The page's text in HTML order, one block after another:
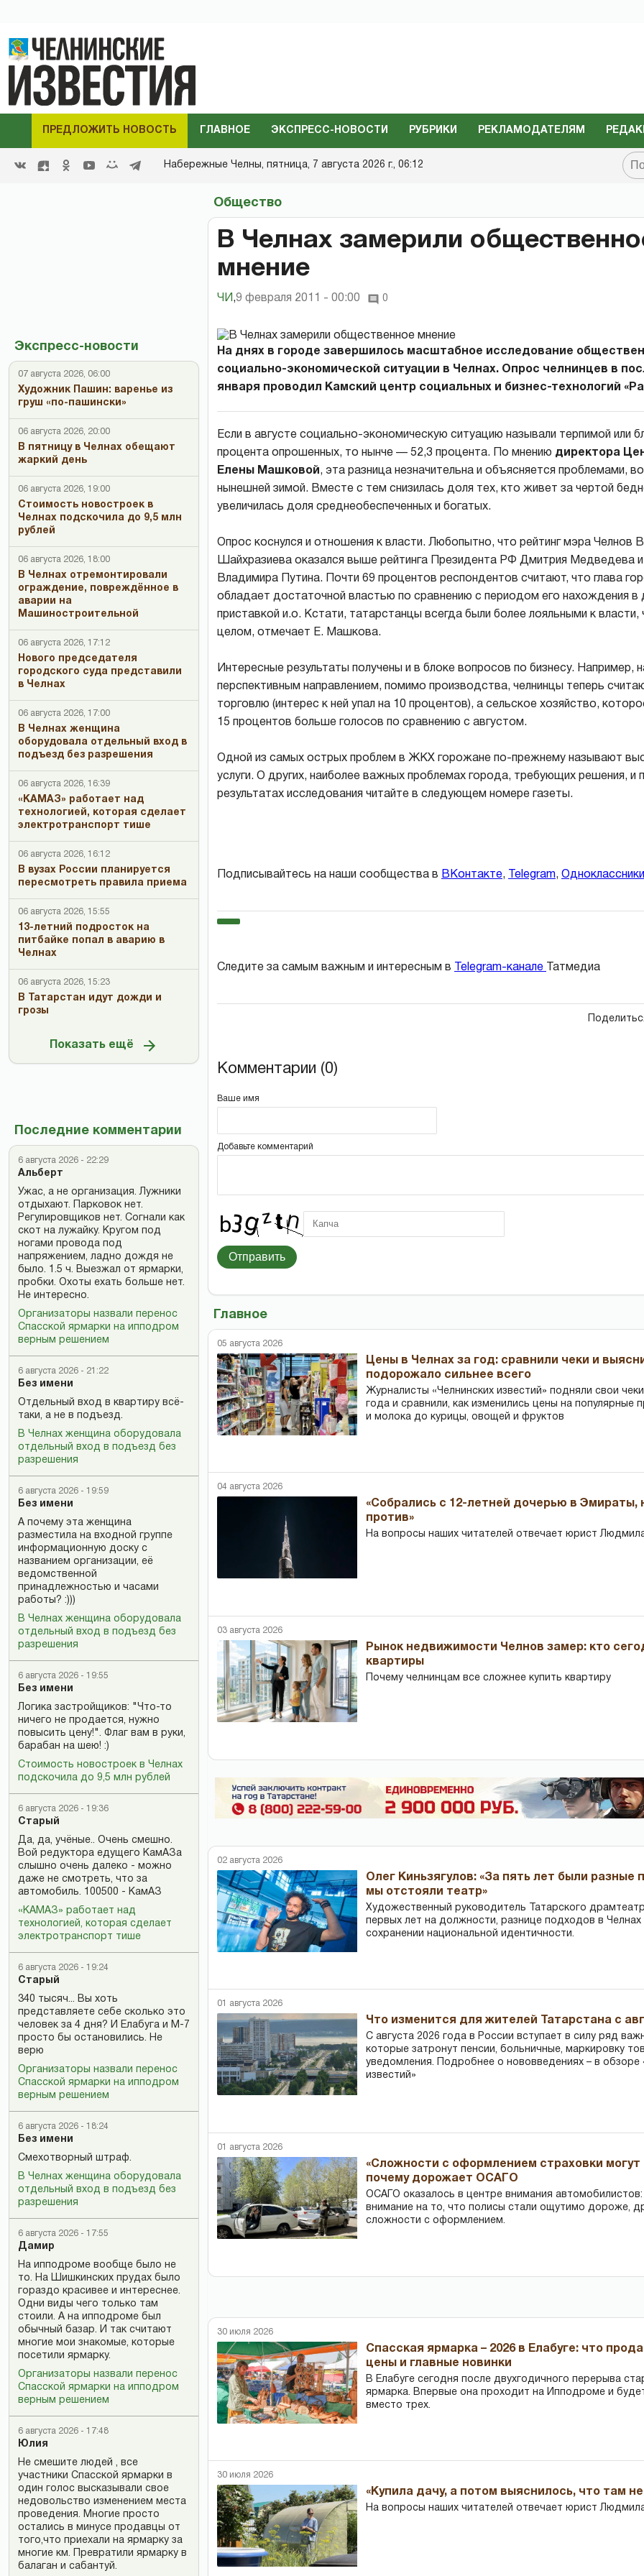
ПРЕДЛОЖИТЬ НОВОСТЬ ГЛАВНОЕ ЭКСПРЕСС-НОВОСТИ РУБРИКИ РЕКЛАМОДАТЕЛЯМ
Набережные Челны, пятница, 7 августа 2026 г., 06:12
Экспресс-новости
07 августа 2026, 06:00
Художник Пашин: варенье из
груш «по-пашински»
06 августа 2026, 20:00
В пятницу в Челнах обещают
жаркий день
06 августа 2026, 19:00
Стоимость новостроек в
Челнах подскочила до 9,5 млн
рублей
06 августа 2026, 18:00
В Челнах отремонтировали
ограждение, повреждённое в
аварии на
Машиностроительной
06 августа 2026, 17:12
Нового председателя
городского суда представили
в Челнах
06 августа 2026, 17:00
В Челнах женщина
оборудовала отдельный вход в
подъезд без разрешения
06 августа 2026, 16:39
«КАМАЗ» работает над
технологией, которая сделает
электротранспорт тише
06 августа 2026, 16:12
В вузах России планируется
пересмотреть правила приема
06 августа 2026, 15:55
13-летний подросток на
питбайке попал в аварию в
Челнах
06 августа 2026, 15:23
В Татарстан идут дожди и
грозы
Показать ещё
Последние комментарии
6 августа 2026 - 22:29
Альберт
Ужас, а не организация. Лужники
отдыхают. Парковок нет.
Регулировщиков нет. Согнали как
скот на лужайку. Кругом под
ногами провода под
напряжением, ладно дождя не
было. 1.5 ч. Выезжал от ярмарки,
пробки. Охоты ехать больше нет.
Не интересно.
Организаторы назвали перенос
Спасской ярмарки на ипподром
верным решением
6 августа 2026 - 21:22
Без имени
Отдельный вход в квартиру всё-
таки, а не в подъезд.
В Челнах женщина оборудовала
отдельный вход в подъезд без
разрешения
6 августа 2026 - 19:59
Без имени
А почему эта женщина
разместила на входной группе
информационную доску с
названием организации, её
ведомственной
принадлежностью и часами
работы? :)))
В Челнах женщина оборудовала
отдельный вход в подъезд без
разрешения
6 августа 2026 - 19:55
Без имени
Логика застройщиков: "Что-то
ничего не продается, нужно
повысить цену!". Флаг вам в руки,
барабан на шею! :)
Стоимость новостроек в Челнах
подскочила до 9,5 млн рублей
6 августа 2026 - 19:36
Старый
Да, да, учёные.. Очень смешно.
Вой редуктора едущего КамАЗа
слышно очень далеко - можно
даже не смотреть, что за
автомобиль. 100500 - КамАЗ
«КАМАЗ» работает над
технологией, которая сделает
электротранспорт тише
6 августа 2026 - 19:24
Старый
340 тысяч... Вы хоть
представляете себе сколько это
человек за 4 дня? И Елабуга и М-7
просто бы остановились. Не
верю
Организаторы назвали перенос
Спасской ярмарки на ипподром
верным решением
6 августа 2026 - 18:24
Без имени
Смехотворный штраф.
В Челнах женщина оборудовала
отдельный вход в подъезд без
разрешения
6 августа 2026 - 17:55
Дамир
На ипподроме вообще было не
то. На Шишкинских прудах было
гораздо красивее и интереснее.
Одни виды чего только там
стоили. А на ипподроме был
обычный базар. И так считают
многие мои знакомые, которые
посетили ярмарку.
Организаторы назвали перенос
Спасской ярмарки на ипподром
верным решением
6 августа 2026 - 17:48
Юлия
Не смешите людей , все
участники Спасской ярмарки в
один голос высказывали свое
недовольство изменением места
проведения. Многие просто
остались в минусе продавцы от
того,что приехали на ярмарку за
многие км. Превратили ярмарку в
балаган и сабантуй.
Общество
В Челнах замерили
мнение
ЧИ ,9 февраля 2011 - 00:00 0
На днях в городе завершилось масштабное исследование
социально-экономической ситуации в Челнах. Опрос челнинцев в
января проводил Камский центр социальных и бизнес-технологий
Если в августе социально-экономическую ситуацию называли терпимой или
процента опрошенных, то нынче — 52,3 процента. По мнению директора
Елены Машковой, эта разница незначительна и объясняется проблемами,
нынешней зимой. Вместе с тем снизилась доля тех, кто живет за чертой
увеличилась доля среднеобеспеченных и богатых.
Опрос коснулся и отношения к власти. Любопытно, что рейтинг мэра Челнов
Шайхразиева оказался выше рейтинга Президента РФ Дмитрия Медведева
Владимира Путина. Почти 69 процентов респондентов считают, что глава
обладает достаточной властью по сравнению с периодом его нахождения в
приставкой и.о. Кстати, татарстанцы всегда были более лояльными к власти,
целом, отмечает Е. Машкова.
Интересные результаты получены и в блоке вопросов по бизнесу. Например,
перспективным направлением, помимо производства, челнинцы теперь
торговлю (интерес к ней упал на 10 процентов), а сельское хозяйство,
15 процентов больше голосов по сравнению с августом.
Одной из самых острых проблем в ЖКХ горожане по-прежнему называют
услуги. О других, наиболее важных проблемах города, требующих решения, и
результатах исследования читайте в следующем номере газеты.
Подписывайтесь на наши сообщества в ВКонтакте, Telegram, Одноклассники
Следите за самым важным и интересным в Telegram-канале Татмедиа
Комментарии (0)
Ваше имя
Добавьте комментарий
Отправить
Главное
05 августа 2026
Цены в Челнах за год: сравнили чеки и
подорожало сильнее всего
Журналисты «Челнинских известий» подняли свои
года и сравнили, как изменились цены на популярные
и молока до курицы, овощей и фруктов
04 августа 2026
«Собрались с 12-летней дочерью в
против»
На вопросы наших читателей отвечает юрист
03 августа 2026
Рынок недвижимости Челнов замер: кто
квартиры
Почему челнинцам все сложнее купить квартиру
02 августа 2026
Олег Киньзягулов: «За пять лет были разные
мы отстояли театр»
Художественный руководитель Татарского
первых лет на должности, разнице подходов в Челнах
сохранении национальной идентичности.
01 августа 2026
Что изменится для жителей Татарстана с
С августа 2026 года в России вступает в силу ряд
которые затронут пенсии, больничные, маркировку
уведомления. Подробнее о нововведениях – в обзоре
известий»
01 августа 2026
«Сложности с оформлением страховки могут
почему дорожает ОСАГО
ОСАГО оказалось в центре внимания
внимание на то, что полисы стали ощутимо дороже,
сложности с оформлением.
30 июля 2026
Спасская ярмарка – 2026 в Елабуге: что
цены и главные новинки
В Елабуге сегодня после двухгодичного перерыва
ярмарка. Впервые она проходит на Ипподроме и
вместо трех.
30 июля 2026
«Купила дачу, а потом выяснилось, что там
На вопросы наших читателей отвечает юрист